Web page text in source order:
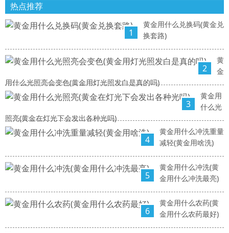
热点推荐
1
黄金用什么兑换码(黄金兑
换套路)
2
黄
金
用什么光照亮会变色(黄金用灯光照发白是真的吗)
3
黄金用
什么光
照亮(黄金在灯光下会发出各种光吗)
4
黄金用什么冲洗重量
减轻(黄金用啥洗)
5
黄金用什么冲洗(黄
金用什么冲洗最亮)
6
黄金用什么农药(黄
金用什么农药最好)